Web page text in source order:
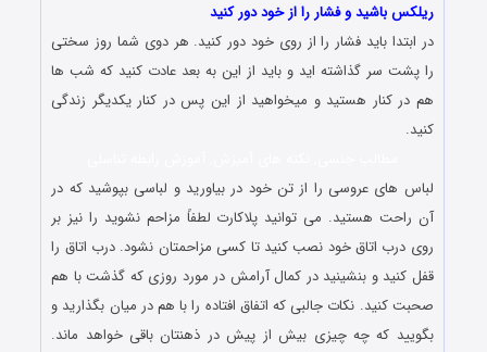
ریلکس باشید و فشار را از خود دور کنید
در ابتدا باید فشار را از روی خود دور کنید. هر دوی شما روز سختی
را پشت سر گذاشته اید و باید از این به بعد عادت کنید که شب ها
هم در کنار هستید و میخواهید از این پس در کنار یکدیگر زندگی
کنید.
لباس های عروسی را از تن خود در بیاورید و لباسی بپوشید که در
آن راحت هستید. می توانید پلاکارت لطفاً مزاحم نشوید را نیز بر
روی درب اتاق خود نصب کنید تا کسی مزاحمتان نشود. درب اتاق را
قفل کنید و بنشینید در کمال آرامش در مورد روزی که گذشت با هم
صحبت کنید. نکات جالبی که اتفاق افتاده را با هم در میان بگذارید و
بگویید که چه چیزی بیش از پیش در ذهنتان باقی خواهد ماند.